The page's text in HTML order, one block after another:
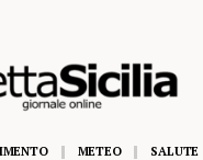
METEO SALUTE